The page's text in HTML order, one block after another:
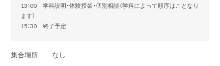
13：00 学科説明・体験授業・個別相談（学科によって順序はことなり
ます）
15：30 終了予定
集合場所
なし